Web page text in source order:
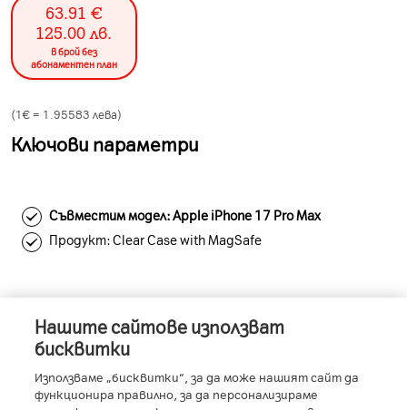
63.91 €
125.00 лв.
в брой без
абонаментен план
(1€ = 1.95583 лева)
Ключови параметри
Съвместим модел: Apple iPhone 17 Pro Max
Продукт: Clear Case with MagSafe
Информация за устройството
Нашите сайтове използват
бисквитки
Използваме „бисквитки“, за да може нашият сайт да
функционира правилно, за да персонализираме